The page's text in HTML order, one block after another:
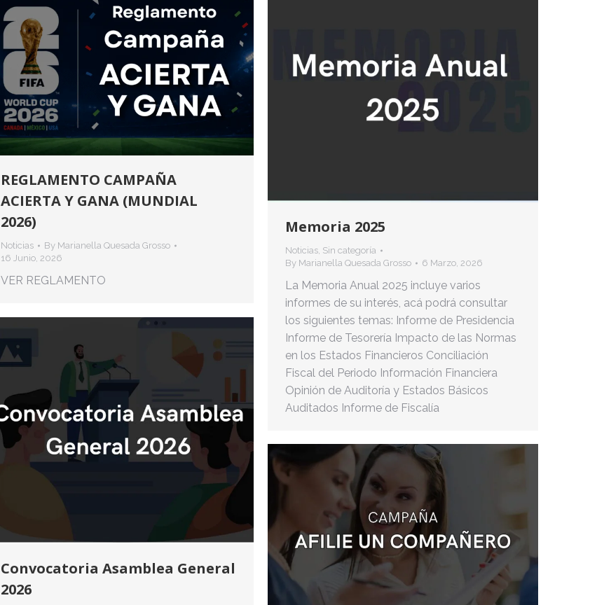
REGLAMENTO CAMPAÑA
ACIERTA Y GANA (MUNDIAL
2026)
Noticias By Marianella Quesada Grosso
16 Junio, 2026
VER REGLAMENTO
Memoria 2025
Noticias Sin categoría
By Marianella Quesada Grosso 6 Marzo, 2026
La Memoria Anual 2025 incluye varios
informes de su interés, acá podrá consultar
los siguientes temas: Informe de Presidencia
Informe de Tesorería Impacto de las Normas
en los Estados Financieros Conciliación
Fiscal del Periodo Información Financiera
Opinión de Auditoría y Estados Básicos
Auditados Informe de Fiscalía
Convocatoria Asamblea General
2026